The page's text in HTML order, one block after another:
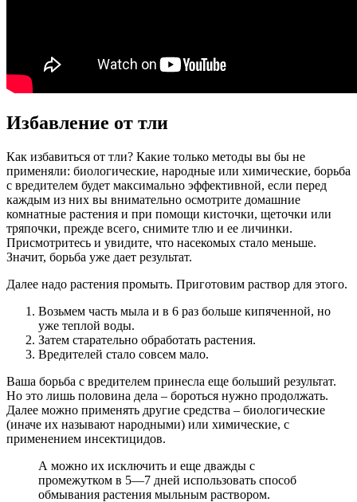
Избавление от тли
Как избавиться от тли? Какие только методы вы бы не
применяли: биологические, народные или химические, борьба
с вредителем будет максимально эффективной, если перед
каждым из них вы внимательно осмотрите домашние
комнатные растения и при помощи кисточки, щеточки или
тряпочки, прежде всего, снимите тлю и ее личинки.
Присмотритесь и увидите, что насекомых стало меньше.
Значит, борьба уже дает результат.
Далее надо растения промыть. Приготовим раствор для этого.
Возьмем часть мыла и в 6 раз больше кипяченной, но
уже теплой воды.
Затем старательно обработать растения.
Вредителей стало совсем мало.
Ваша борьба с вредителем принесла еще больший результат.
Но это лишь половина дела – бороться нужно продолжать.
Далее можно применять другие средства – биологические
(иначе их называют народными) или химические, с
применением инсектицидов.
А можно их исключить и еще дважды с
промежутком в 5—7 дней использовать способ
обмывания растения мыльным раствором.